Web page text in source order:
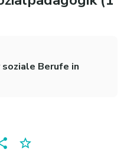
soziale Berufe in